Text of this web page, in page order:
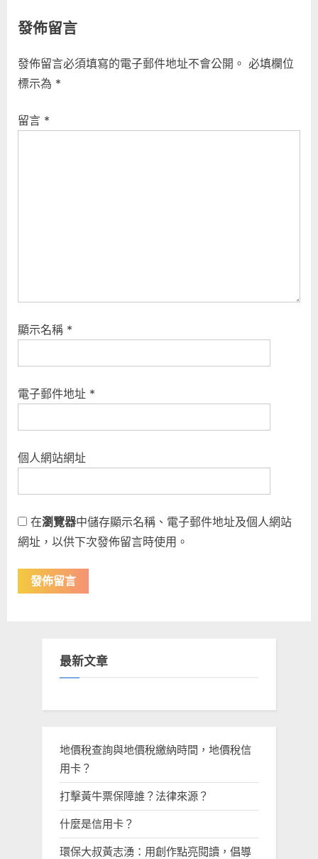
導
i
u
s
o
x
P
o
t
發佈留言
發佈留言必須填寫的電子郵件地址不會公開。 必填欄位
標示為 *
留言 *
顯示名稱 *
電子郵件地址 *
個人網站網址
在瀏覽器中儲存顯示名稱、電子郵件地址及個人網站
網址，以供下次發佈留言時使用。
最新文章
地價稅查詢與地價稅繳納時間，地價稅信
用卡？
打擊黃牛票保障誰？法律來源？
什麼是信用卡？
環保大叔黃志湧：用創作點亮閱讀，倡導